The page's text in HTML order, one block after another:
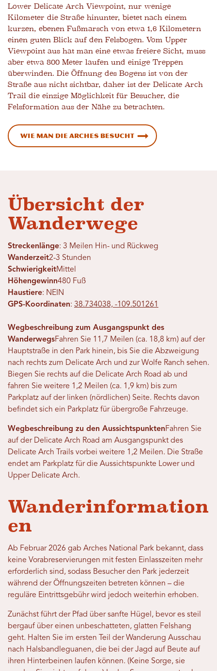
Lower Delicate Arch Viewpoint, nur wenige
Kilometer die Straße hinunter, bietet nach einem
kurzen, ebenen Fußmarsch von etwa 1,6 Kilometern
einen guten Blick auf den Felsbogen. Vom Upper
Viewpoint aus hat man eine etwas freiere Sicht, muss
aber etwa 800 Meter laufen und einige Treppen
überwinden. Die Öffnung des Bogens ist von der
Straße aus nicht sichtbar, daher ist der Delicate Arch
Trail die einzige Möglichkeit für Besucher, die
Felsformation aus der Nähe zu betrachten.
Wie man die Arches besucht
Übersicht der
Wanderwege
Streckenlänge: 3 Meilen Hin- und Rückweg
Wanderzeit2-3 Stunden
SchwierigkeitMittel
Höhengewinn480 Fuß
Haustiere: NEIN
GPS-Koordinaten: 38.734038, -109.501261
Wegbeschreibung zum Ausgangspunkt des
WanderwegsFahren Sie 11,7 Meilen (ca. 18,8 km) auf der
Hauptstraße in den Park hinein, bis Sie die Abzweigung
nach rechts zum Delicate Arch und zur Wolfe Ranch sehen.
Biegen Sie rechts auf die Delicate Arch Road ab und
fahren Sie weitere 1,2 Meilen (ca. 1,9 km) bis zum
Parkplatz auf der linken (nördlichen) Seite. Rechts davon
befindet sich ein Parkplatz für übergroße Fahrzeuge.
Wegbeschreibung zu den AussichtspunktenFahren Sie
auf der Delicate Arch Road am Ausgangspunkt des
Delicate Arch Trails vorbei weitere 1,2 Meilen. Die Straße
endet am Parkplatz für die Aussichtspunkte Lower und
Upper Delicate Arch.
Wanderinformation
en
Ab Februar 2026 gab Arches National Park bekannt, dass
keine Vorabreservierungen mit festen Einlasszeiten mehr
erforderlich sind, sodass Besucher den Park jederzeit
während der Öffnungszeiten betreten können – die
reguläre Eintrittsgebühr wird jedoch weiterhin erhoben.
Zunächst führt der Pfad über sanfte Hügel, bevor es steil
bergauf über einen unbeschatteten, glatten Felshang
geht. Halten Sie im ersten Teil der Wanderung Ausschau
nach Halsbandleguanen, die bei der Jagd auf Beute auf
ihren Hinterbeinen laufen können. (Keine Sorge, sie